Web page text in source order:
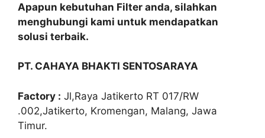
Apapun kebutuhan Filter anda, silahkan
menghubungi kami untuk mendapatkan
solusi terbaik.
PT. CAHAYA BHAKTI SENTOSARAYA
Factory : Jl,Raya Jatikerto RT 017/RW
.002,Jatikerto, Kromengan, Malang, Jawa
Timur.